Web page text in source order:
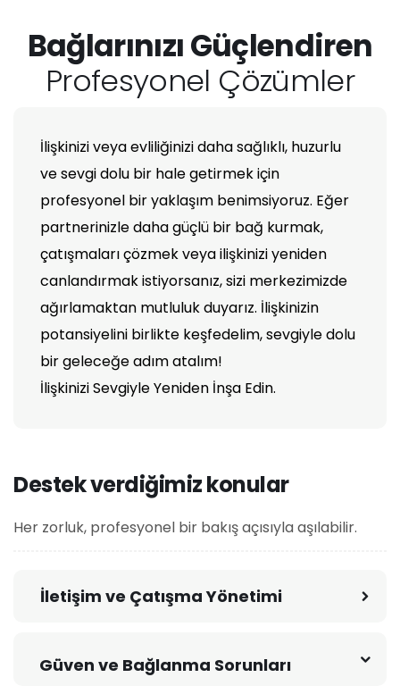
Bağlarınızı Güçlendiren
Profesyonel Çözümler
İlişkinizi veya evliliğinizi daha sağlıklı, huzurlu
ve sevgi dolu bir hale getirmek için
profesyonel bir yaklaşım benimsiyoruz. Eğer
partnerinizle daha güçlü bir bağ kurmak,
çatışmaları çözmek veya ilişkinizi yeniden
canlandırmak istiyorsanız, sizi merkezimizde
ağırlamaktan mutluluk duyarız. İlişkinizin
potansiyelini birlikte keşfedelim, sevgiyle dolu
bir geleceğe adım atalım!
İlişkinizi Sevgiyle Yeniden İnşa Edin.
Destek verdiğimiz konular
Her zorluk, profesyonel bir bakış açısıyla aşılabilir.
İletişim ve Çatışma Yönetimi
Güven ve Bağlanma Sorunları